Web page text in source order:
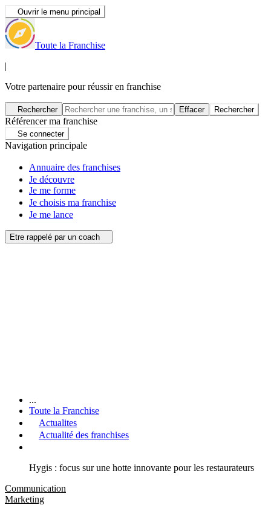
Ouvrir le menu principal
Toute la Franchise
|
Votre partenaire pour réussir en franchise
Rechercher Effacer Rechercher
Référencer ma franchise
Se connecter
Navigation principale
Annuaire des franchises
Je découvre
Je me forme
Je choisis ma franchise
Je me lance
Etre rappelé par un coach
...
Toute la Franchise
Actualites
Actualité des franchises
Hygis : focus sur une hotte innovante pour les restaurateurs
Communication
Marketing